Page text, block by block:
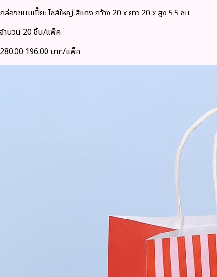
กล่องขนมเปี๊ยะ ไซส์ใหญ่ สีแดง กว้าง 20 x ยาว 20 x สูง 5.5 ซม.
จำนวน 20 ชิ้น/แพ็ค
280.00 196.00 บาท/แพ็ค